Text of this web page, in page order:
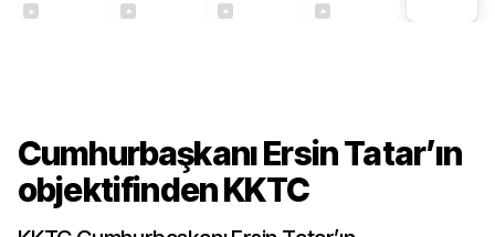
Cumhurbaşkanı Ersin Tatar’ın
objektifinden KKTC